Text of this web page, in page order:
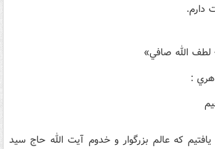
دارم.
:
که عالم بزرگوار و خدوم آيت الله حاج سيد